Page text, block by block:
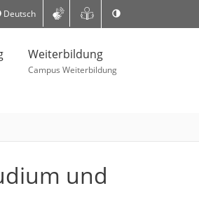
Deutsch
Weiterbildung
Campus Weiterbildung
und